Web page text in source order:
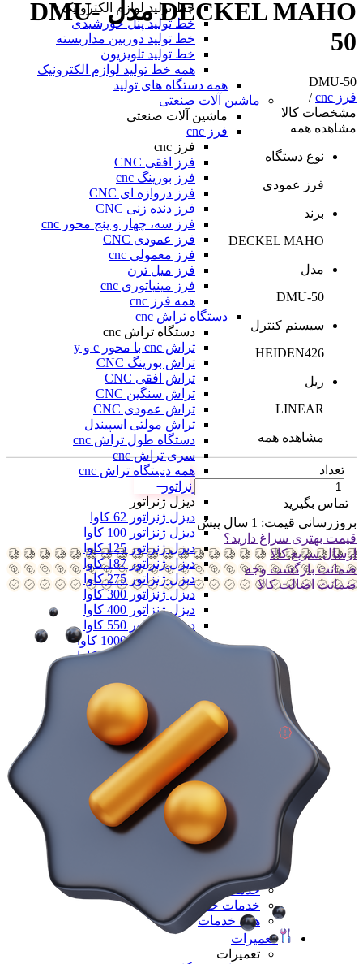
خط تولید لوازم الکترونیک
خط تولید پنل خورشیدی
خط تولید دوربین مداربسته
خط تولید تلویزیون
همه خط تولید لوازم الکترونیک
همه دستگاه های تولید
ماشین آلات صنعتی
ماشین آلات صنعتی
فرز cnc
فرز cnc
فرز افقی CNC
فرز بورینگ cnc
فرز دروازه ای CNC
فرز دنده زنی CNC
فرز سه، چهار و پنج محور cnc
فرز عمودی CNC
فرز معمولی cnc
فرز میل ترن
فرز مینیاتوری cnc
همه فرز cnc
دستگاه تراش cnc
دستگاه تراش cnc
تراش cnc با محور c و y
تراش بورینگ CNC
تراش افقی CNC
تراش سنگین CNC
تراش عمودی CNC
تراش مولتی اسپیندل
دستگاه طول تراش cnc
سری تراش cnc
همه دستگاه تراش cnc
دیزل ژنراتور
دیزل ژنراتور
دیزل ژنراتور 62 کاوا
دیزل ژنزاتور 100 کاوا
دیزل ژنراتور 125 کاوا
دیزل ژنراتور 187 کاوا
دیزل ژنزاتور 275 کاوا
دیزل ژنزاتور 300 کاوا
دیزل ژنزاتور 400 کاوا
دیزل ژنزاتور 550 کاوا
دیزل ژنزاتور 1000 کاوا
همه دیزل ژنراتور
همه ماشین آلات صنعتی
همه محصولات
خدمات
خدمات پرینت سه بعدی
خدمات برش لیزر
خدمات تراشکاری
خدمات طراحی قالب
خدمات اسکن 3 بعدی
خدمات تزریق پلاستیک
خدمات فرزکاری
خدمات واترجت
خدمات خم کاری
همه خدمات
تعمیرات
تعمیرات
DECKEL MAHO مدل DMU-
50
DMU-50
فرز cnc
/
مشخصات کالا
مشاهده همه
نوع دستگاه
فرز عمودی
برند
DECKEL MAHO
مدل
DMU-50
سیستم کنترل
HEIDEN426
ریل
LINEAR
مشاهده همه
تعداد
تماس بگیرید
بروزرسانی قیمت: 1 سال پیش
قیمت بهتری سراغ دارید؟
ارسال سریع کالا
ضمانت بازگشت وجه
ضمانت اضالت کالا